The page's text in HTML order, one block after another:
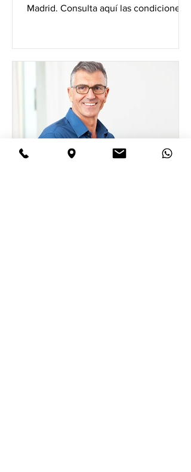
Madrid. Consulta aquí las condiciones